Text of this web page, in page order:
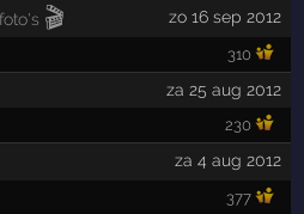
🎬 zo 16 sep 2012
310
za 25 aug 2012
230
za 4 aug 2012
377